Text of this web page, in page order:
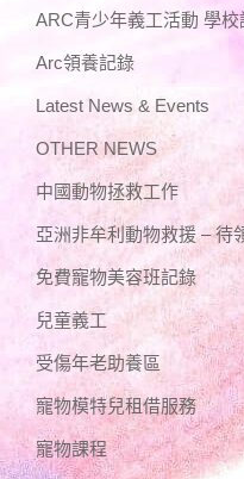
ARC青少年義工活動 學校
Arc領養記錄
Latest News & Events
OTHER NEWS
中國動物拯救工作
亞洲非牟利動物救援 – 待
免費寵物美容班記錄
兒童義工
受傷年老助養區
寵物模特兒租借服務
寵物課程